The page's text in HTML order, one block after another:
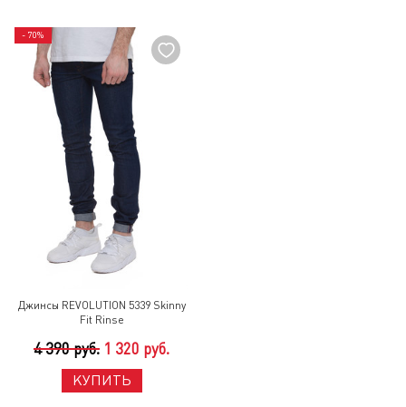
- 70%
Джинсы REVOLUTION 5339 Skinny
Fit Rinse
4 390 руб. 1 320 руб.
КУПИТЬ